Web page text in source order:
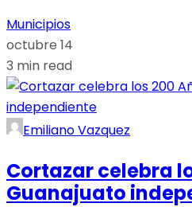
Municipios
octubre 14
3 min read
Emiliano Vazquez
Cortazar celebra
Guanajuato